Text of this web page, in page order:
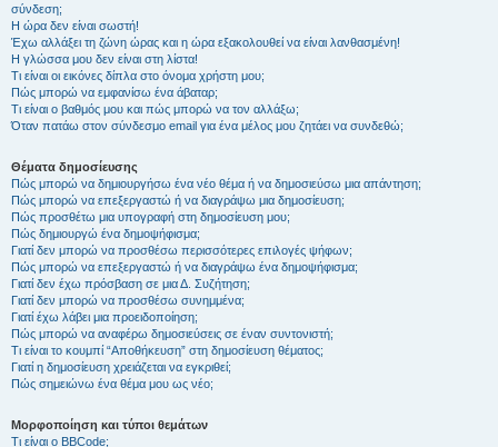
σύνδεση;
Η ώρα δεν είναι σωστή!
Έχω αλλάξει τη ζώνη ώρας και η ώρα εξακολουθεί να είναι λανθασμένη!
Η γλώσσα μου δεν είναι στη λίστα!
Τι είναι οι εικόνες δίπλα στο όνομα χρήστη μου;
Πώς μπορώ να εμφανίσω ένα άβαταρ;
Τι είναι ο βαθμός μου και πώς μπορώ να τον αλλάξω;
Όταν πατάω στον σύνδεσμο email για ένα μέλος μου ζητάει να συνδεθώ;
Θέματα δημοσίευσης
Πώς μπορώ να δημιουργήσω ένα νέο θέμα ή να δημοσιεύσω μια απάντηση;
Πώς μπορώ να επεξεργαστώ ή να διαγράψω μια δημοσίευση;
Πώς προσθέτω μια υπογραφή στη δημοσίευση μου;
Πώς δημιουργώ ένα δημοψήφισμα;
Γιατί δεν μπορώ να προσθέσω περισσότερες επιλογές ψήφων;
Πώς μπορώ να επεξεργαστώ ή να διαγράψω ένα δημοψήφισμα;
Γιατί δεν έχω πρόσβαση σε μια Δ. Συζήτηση;
Γιατί δεν μπορώ να προσθέσω συνημμένα;
Γιατί έχω λάβει μια προειδοποίηση;
Πώς μπορώ να αναφέρω δημοσιεύσεις σε έναν συντονιστή;
Τι είναι το κουμπί “Αποθήκευση” στη δημοσίευση θέματος;
Γιατί η δημοσίευση χρειάζεται να εγκριθεί;
Πώς σημειώνω ένα θέμα μου ως νέο;
Μορφοποίηση και τύποι θεμάτων
Τι είναι ο BBCode;